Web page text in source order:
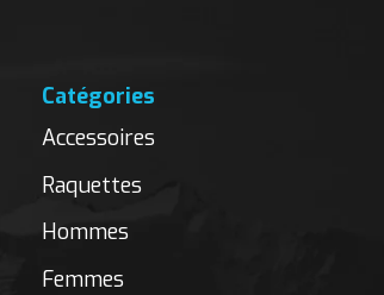
Catégories
Accessoires
Raquettes
Hommes
Femmes